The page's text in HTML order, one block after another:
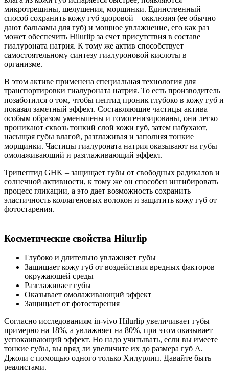
микротрещины, шелушения, морщинки. Единственный
способ сохранить кожу губ здоровой – окклюзия (ее обычно
дают бальзамы для губ) и мощное увлажнение, его как раз
может обеспечить Hilurlip за счет присутствия в составе
гиалуроната натрия. К тому же актив способствует
самостоятельному синтезу гиалуроновой кислоты в
организме.
В этом активе применена специальная технология для
транспортировки гиалуроната натрия. То есть производитель
позаботился о том, чтобы пептид проник глубоко в кожу губ и
показал заметный эффект. Составляющие частицы актива
особым образом уменьшены и гомогенизированы, они легко
проникают сквозь тонкий слой кожи губ, затем набухают,
насыщая губы влагой, разглаживая и заполняя тонкие
морщинки. Частицы гиалуроната натрия оказывают на губы
омолаживающий и разглаживающий эффект.
Трипептид GHK – защищает губы от свободных радикалов и
солнечной активности, к тому же он способен ингибировать
процесс гликации, а это дает возможность сохранить
эластичность коллагеновых волокон и защитить кожу губ от
фотостарения.
Косметические свойства Hilurlip
Глубоко и длительно увлажняет губы
Защищает кожу губ от воздействия вредных факторов
окружающей среды
Разглаживает губы
Оказывает омолаживающий эффект
Защищает от фотостарения
Согласно исследованиям in-vivo Hilurlip увеличивает губы
примерно на 18%, а увлажняет на 80%, при этом оказывает
успокаивающий эффект. Но надо учитывать, если вы имеете
тонкие губы, вы вряд ли увеличите их до размера губ А.
Джоли с помощью одного только Хилурлип. Давайте быть
реалистами.